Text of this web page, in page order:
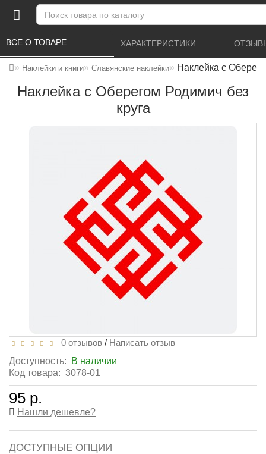
Наклейки и книги Славянские наклейки Наклейка с
Наклейка с Оберегом Родимич без
круга
ВСЕ О ТОВАРЕ ХАРАКТЕРИСТИКИ
0 отзывов / Написать отзыв
Доступность:
В наличии
Код товара: 3078-01
95 р.
Нашли дешевле?
ДОСТУПНЫЕ ОПЦИИ